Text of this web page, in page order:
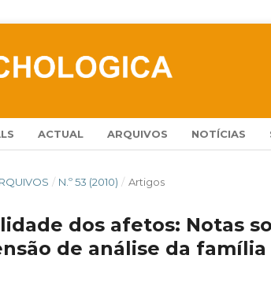
ACTUAL ARQUIVOS NOTÍCIAS
/ N.º 53 (2010) / Artigos
dos afetos: Notas
de análise da